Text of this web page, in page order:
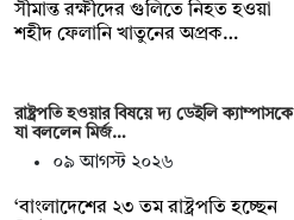
সীমান্ত রক্ষীদের গুলিতে নিহত হওয়া
শহীদ ফেলানি খাতুনের অপ্রক…
রাষ্ট্রপতি হওয়ার বিষয়ে দ্য ডেইলি ক্যাম্পাসকে
যা বললেন মির্জ…
০৯ আগস্ট ২০২৬
‘বাংলাদেশের ২৩ তম রাষ্ট্রপতি হচ্ছেন